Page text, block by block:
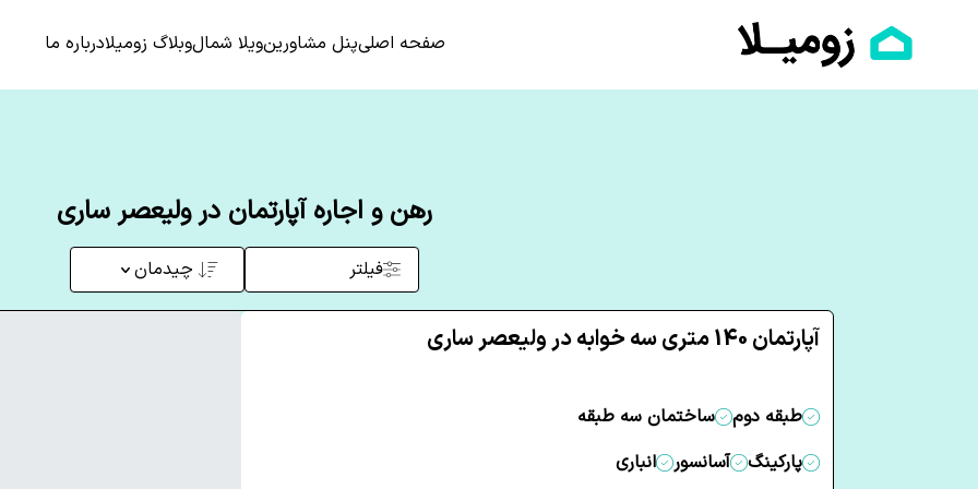
صفحه اصلیپنل مشاورینویلا شمالوبلاگ زومیلادرباره ما
رهن و اجاره آپارتمان در ولیعصر ساری
فیلتر چیدمان
آپارتمان 140 متری سه خوابه در ولیعصر ساری
طبقه دوم
ساختمان سه طبقه
پارکینگ
آسانسور
انباری